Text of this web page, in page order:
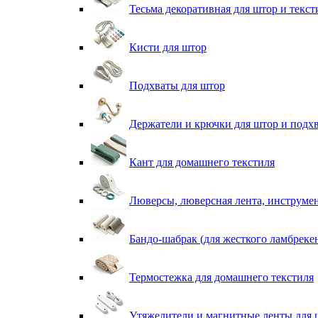
Тесьма декоративная для штор и
Кисти для штор
Подхваты для штор
Держатели и крючки для штор и
Кант для домашнего текстиля
Люверсы, люверсная лента,
Бандо-шабрак (для жесткого
Термостежка для домашнего текстиля
Утяжелители и магнитные ленты для